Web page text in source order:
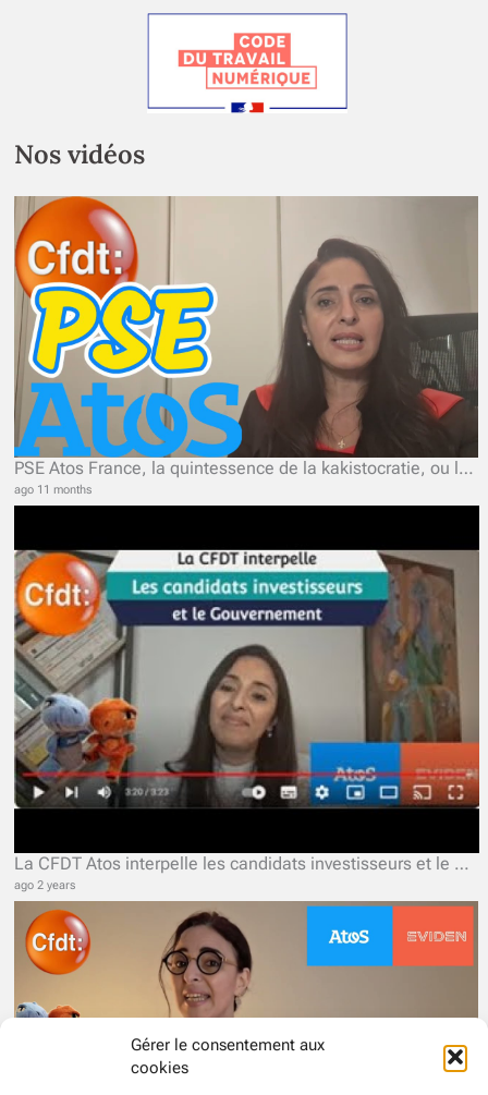
Gérer le consentement aux
cookies
Nos vidéos
PSE Atos France, la quintessence de la kakistocratie, ou le pouvoir des pires
ago 11 months
La CFDT Atos interpelle les candidats investisseurs et le Gouvernement.
ago 2 years